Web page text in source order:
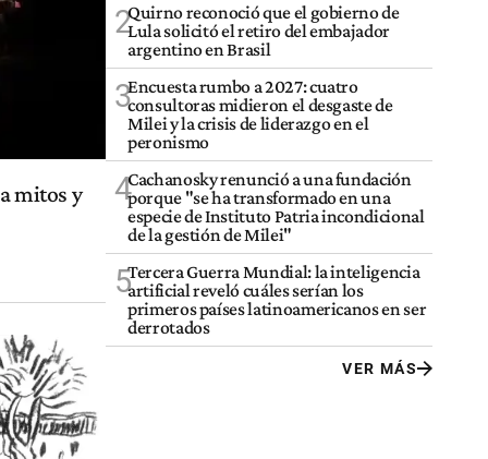
mitos y
2Quirno reconoció que el gobierno de
Lula solicitó el retiro del embajador
argentino en Brasil
3Encuesta rumbo a 2027: cuatro
consultoras midieron el desgaste de
Milei y la crisis de liderazgo en el
peronismo
4Cachanosky renunció a una fundación
porque "se ha transformado en una
especie de Instituto Patria incondicional
de la gestión de Milei"
5Tercera Guerra Mundial: la inteligencia
artificial reveló cuáles serían los
primeros países latinoamericanos en ser
derrotados
VER MÁS